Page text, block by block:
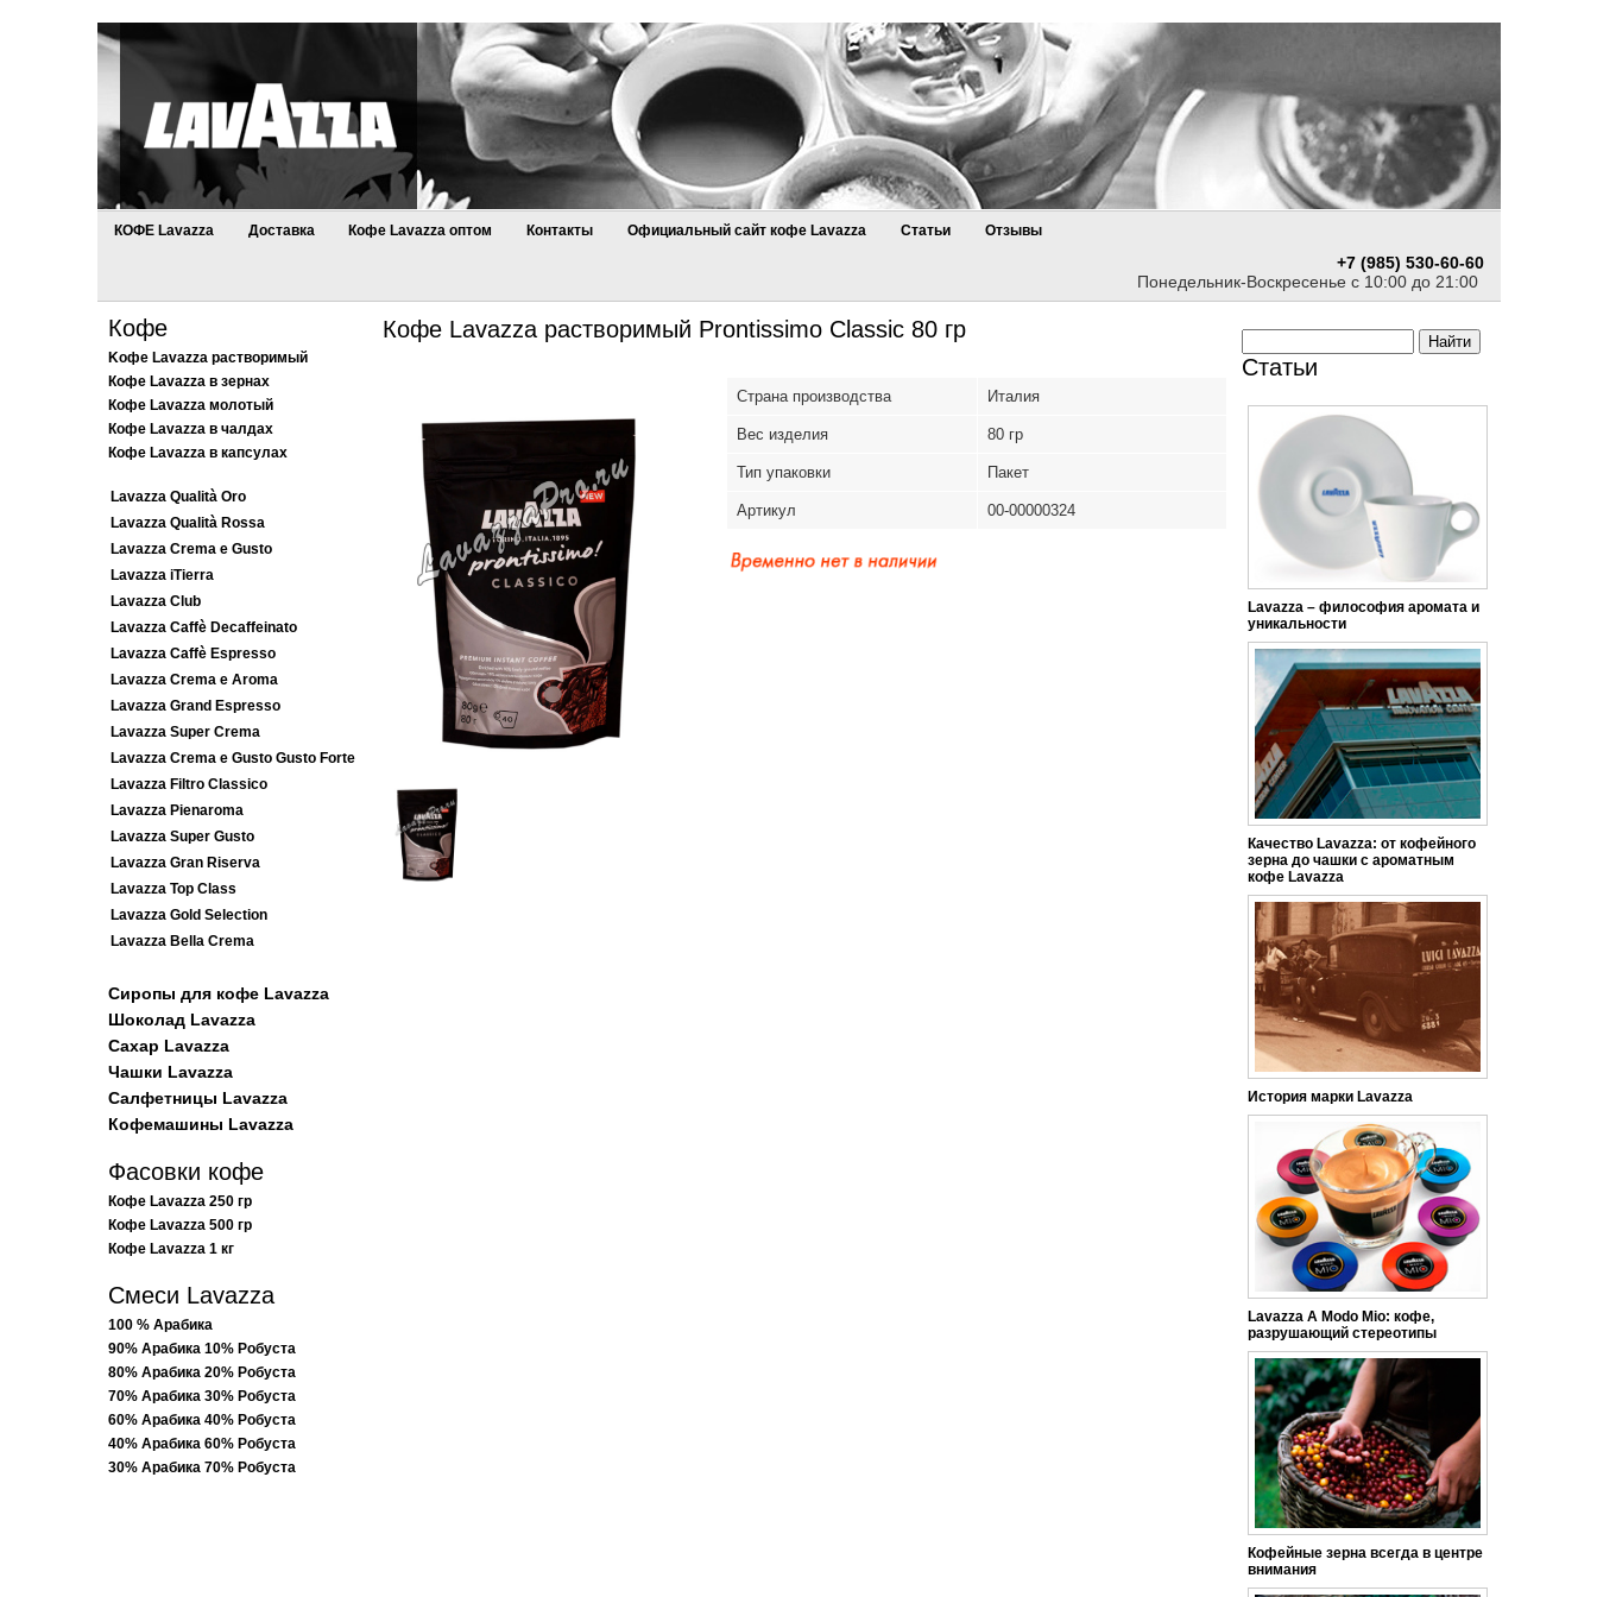
КОФЕ Lavazza Доставка Кофе Lavazza оптом Контакты Официальный сайт кофе Lavazza Статьи Отзывы
+7 (985) 530-60-60
Понедельник-Воскресенье с 10:00 до 21:00
Кофе
Kофе Lavazza растворимый
Кофе Lavazza в зернах
Кофе Lavazza молотый
Кофе Lavazza в чалдах
Кофе Lavazza в капсулах
Lavazza Qualità Oro
Lavazza Qualità Rossa
Lavazza Crema e Gusto
Lavazza iTierra
Lavazza Club
Lavazza Caffè Decaffeinato
Lavazza Caffè Espresso
Lavazza Crema e Aroma
Lavazza Grand Espresso
Lavazza Super Crema
Lavazza Crema e Gusto Gusto Forte
Lavazza Filtro Classico
Lavazza Pienaroma
Lavazza Super Gusto
Lavazza Gran Riserva
Lavazza Top Class
Lavazza Gold Selection
Lavazza Bella Crema
Сиропы для кофе Lavazza
Шоколад Lavazza
Сахар Lavazza
Чашки Lavazza
Салфетницы Lavazza
Кофемашины Lavazza
Фасовки кофе
Кофе Lavazza 250 гр
Кофе Lavazza 500 гр
Кофе Lavazza 1 кг
Смеси Lavazza
100 % Арабика
90% Арабика 10% Робуста
80% Арабика 20% Робуста
70% Арабика 30% Робуста
60% Арабика 40% Робуста
40% Арабика 60% Робуста
30% Арабика 70% Робуста
Кофе Lavazza растворимый Prontissimo Classic 80 гр
Страна производства Италия
Вес изделия 80 гр
Тип упаковки Пакет
Артикул 00-00000324
Статьи
Lavazza – философия аромата и
уникальности
Качество Lavazza: от кофейного
зерна до чашки с ароматным
кофе Lavazza
История марки Lavazza
Lavazza A Modo Mio: кофе,
разрушающий стереотипы
Кофейные зерна всегда в центре
внимания